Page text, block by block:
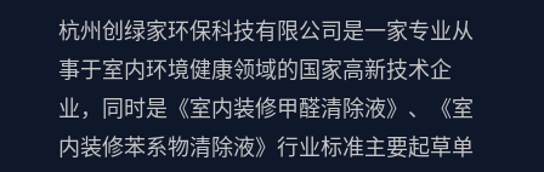
杭州创绿家环保科技有限公司是一家专业从
事于室内环境健康领域的国家高新技术企
业，同时是《室内装修甲醛清除液》、《室
内装修苯系物清除液》行业标准主要起草单